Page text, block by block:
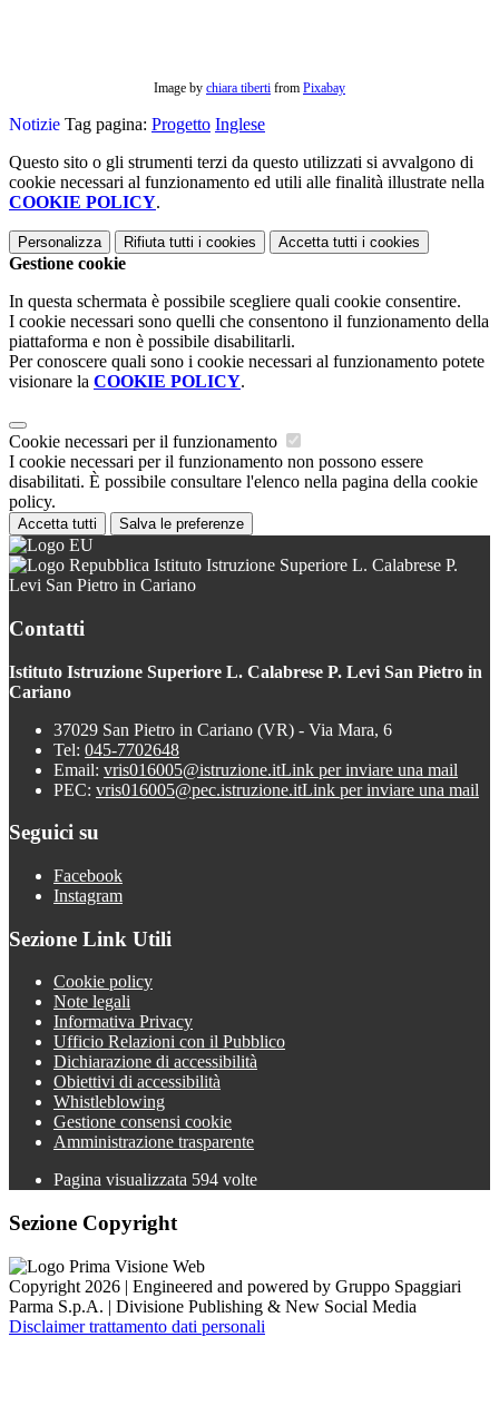
Image by chiara tiberti from Pixabay
Notizie Tag pagina: Progetto Inglese
Questo sito o gli strumenti terzi da questo utilizzati si avvalgono di
cookie necessari al funzionamento ed utili alle finalità illustrate nella
COOKIE POLICY.
Personalizza Rifiuta tutti i cookies Accetta tutti i cookies
Gestione cookie
In questa schermata è possibile scegliere quali cookie consentire.
I cookie necessari sono quelli che consentono il funzionamento della
piattaforma e non è possibile disabilitarli.
Per conoscere quali sono i cookie necessari al funzionamento potete
visionare la COOKIE POLICY.
Cookie necessari per il funzionamento
I cookie necessari per il funzionamento non possono essere
disabilitati. È possibile consultare l'elenco nella pagina della cookie
policy.
Accetta tutti Salva le preferenze
Istituto Istruzione Superiore L. Calabrese P.
Levi San Pietro in Cariano
Contatti
Istituto Istruzione Superiore L. Calabrese P. Levi San Pietro in
Cariano
37029 San Pietro in Cariano (VR) - Via Mara, 6
Tel: 045-7702648
Email: vris016005@istruzione.itLink per inviare una mail
PEC: vris016005@pec.istruzione.itLink per inviare una mail
Seguici su
Facebook
Instagram
Sezione Link Utili
Cookie policy
Note legali
Informativa Privacy
Ufficio Relazioni con il Pubblico
Dichiarazione di accessibilità
Obiettivi di accessibilità
Whistleblowing
Gestione consensi cookie
Amministrazione trasparente
Pagina visualizzata 594 volte
Sezione Copyright
Copyright 2026 | Engineered and powered by Gruppo Spaggiari
Parma S.p.A. | Divisione Publishing & New Social Media
Disclaimer trattamento dati personali